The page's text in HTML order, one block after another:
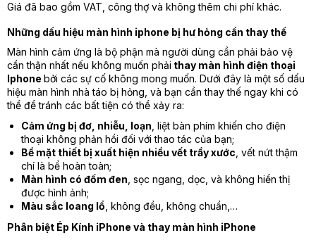
Giá đã bao gồm VAT, công thợ và không thêm chi phí khác.
Những dấu hiệu màn hình iphone bị hư hỏng cần thay thế
Màn hình cảm ứng là bộ phận mà người dùng cần phải bảo vệ
cẩn thận nhất nếu không muốn phải thay màn hình điện thoại
Iphone bởi các sự cố không mong muốn. Dưới đây là một số dấu
hiệu màn hình nhà táo bị hỏng, và bạn cần thay thế ngay khi có
thể để tránh các bất tiện có thể xảy ra:
Cảm ứng bị đơ, nhiễu, loạn , liệt bàn phím khiến cho điện
thoại không phản hồi đối với thao tác của bạn;
Bề mặt thiết bị xuất hiện nhiều vết trầy xước , vết nứt thậm
chí là bể hoàn toàn;
Màn hình có đốm đen , sọc ngang, dọc, và không hiển thị
được hình ảnh;
Màu sắc loang lổ , không đều, không chuẩn,…
Phân biệt Ép Kính iPhone và thay màn hình iPhone